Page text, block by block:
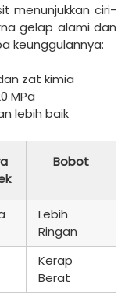
menunjukkan ciri-
gelap alami dan
keunggulannya:
zat kimia
MPa
lebih baik
Bobot
Lebih
Ringan
Kerap
Berat